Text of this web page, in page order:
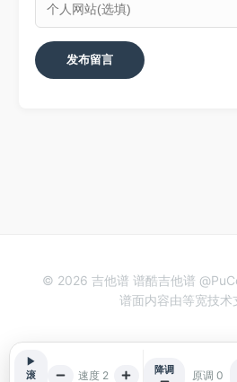
▶
滚
速度 2 原调 0
© 2026 吉他谱 谱酷吉他谱
谱面内容由等宽技术